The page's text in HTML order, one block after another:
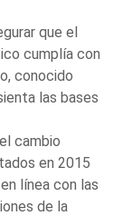
que el
cumplía con
conocido
las bases
cambio
en 2015
línea con las
de la